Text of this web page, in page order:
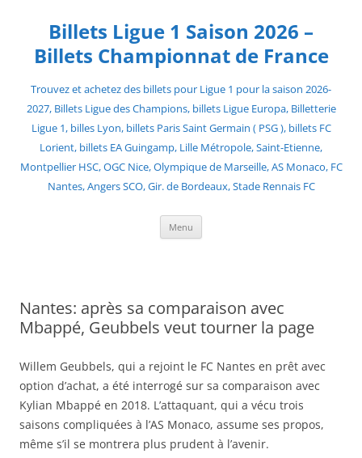
contentBillets Ligue 1 Saison 2026 –
Billets Championnat de France
Trouvez et achetez des billets pour Ligue 1 pour la saison 2026-
2027, Billets Ligue des Champions, billets Ligue Europa, Billetterie
Ligue 1, billes Lyon, billets Paris Saint Germain ( PSG ), billets FC
Lorient, billets EA Guingamp, Lille Métropole, Saint-Etienne,
Montpellier HSC, OGC Nice, Olympique de Marseille, AS Monaco, FC
Nantes, Angers SCO, Gir. de Bordeaux, Stade Rennais FC
Menu
Nantes: après sa comparaison avec
Mbappé, Geubbels veut tourner la page
Willem Geubbels, qui a rejoint le FC Nantes en prêt avec
option d’achat, a été interrogé sur sa comparaison avec
Kylian Mbappé en 2018. L’attaquant, qui a vécu trois
saisons compliquées à l’AS Monaco, assume ses propos,
même s’il se montrera plus prudent à l’avenir.